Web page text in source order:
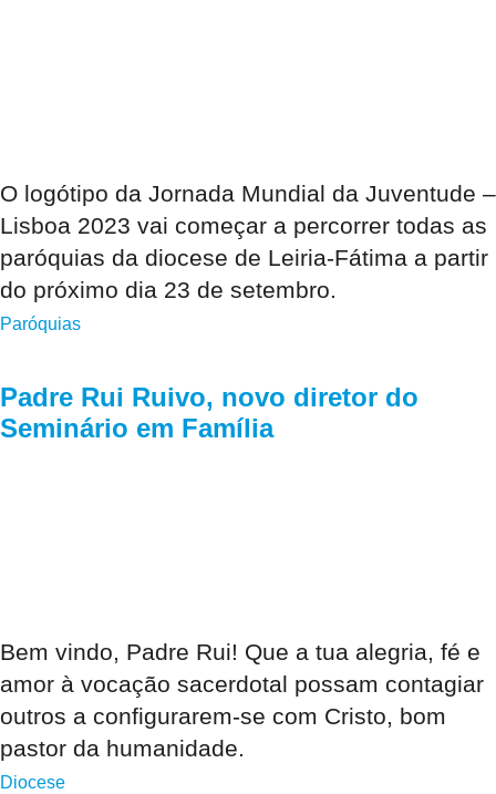
O logótipo da Jornada Mundial da Juventude –
Lisboa 2023 vai começar a percorrer todas as
paróquias da diocese de Leiria-Fátima a partir
do próximo dia 23 de setembro.
Paróquias
Padre Rui Ruivo, novo diretor do
Seminário em Família
Bem vindo, Padre Rui! Que a tua alegria, fé e
amor à vocação sacerdotal possam contagiar
outros a configurarem-se com Cristo, bom
pastor da humanidade.
Diocese